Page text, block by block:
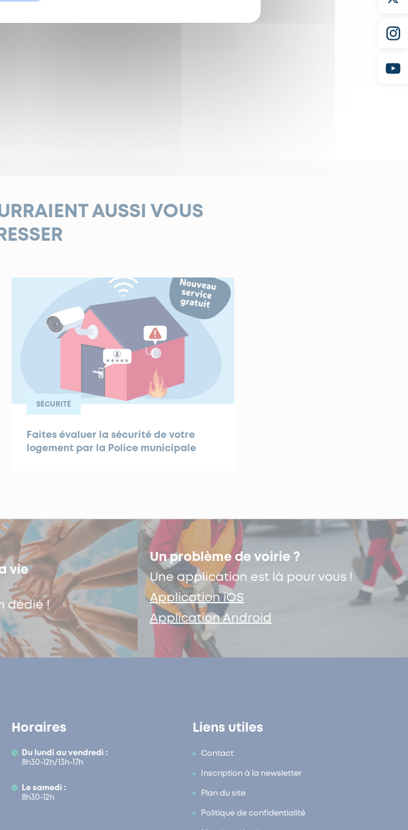
AUSSI VOUS
SÉCURITÉ
Faites évaluer la sécurité de votre
logement par la Police municipale
vie
dédié !
Un problème de voirie ?
Une application est là pour vous !
Application iOS
Application Android
Horaires
Du lundi au vendredi :
8h30-12h/13h-17h
Le samedi :
8h30-12h
Liens utiles
Contact
Inscription à la newsletter
Plan du site
Politique de confidentialité